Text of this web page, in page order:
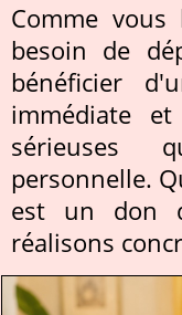
Comme
besoin de
bénéficier
immédiate
sérieuses
personnelle.
est un don
réalisons